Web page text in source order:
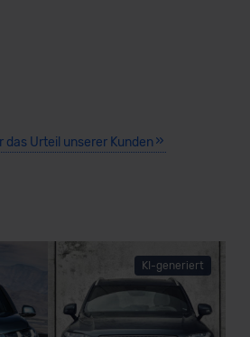
das Urteil unserer Kunden
KI-generiert